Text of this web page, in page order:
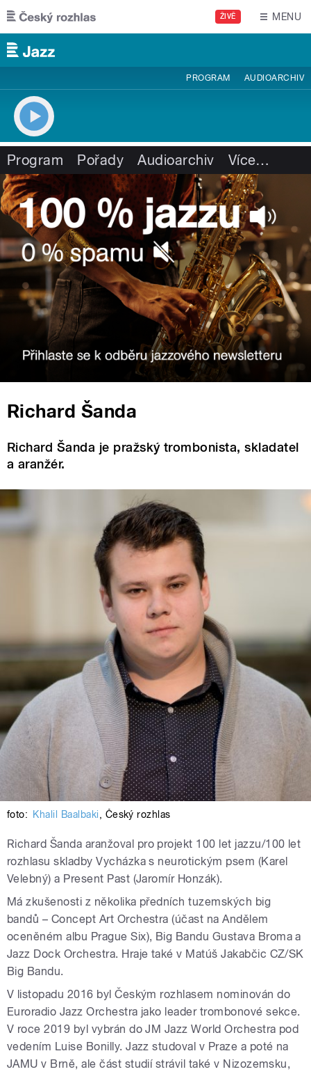
Přejít k hlavnímu obsahu
ŽIVĚ MENU
PROGRAM AUDIOARCHIV
Program Pořady Audioarchiv Více…
Richard Šanda
Richard Šanda je pražský trombonista, skladatel
a aranžér.
foto: Khalil Baalbaki, Český rozhlas
Richard Šanda aranžoval pro projekt 100 let jazzu/100 let
rozhlasu skladby Vycházka s neurotickým psem (Karel
Velebný) a Present Past (Jaromír Honzák).
Má zkušenosti z několika předních tuzemských big
bandů – Concept Art Orchestra (účast na Andělem
oceněném albu Prague Six), Big Bandu Gustava Broma a
Jazz Dock Orchestra. Hraje také v Matúš Jakabčic CZ/SK
Big Bandu.
V listopadu 2016 byl Českým rozhlasem nominován do
Euroradio Jazz Orchestra jako leader trombonové sekce.
V roce 2019 byl vybrán do JM Jazz World Orchestra pod
vedením Luise Bonilly. Jazz studoval v Praze a poté na
JAMU v Brně, ale část studií strávil také v Nizozemsku,